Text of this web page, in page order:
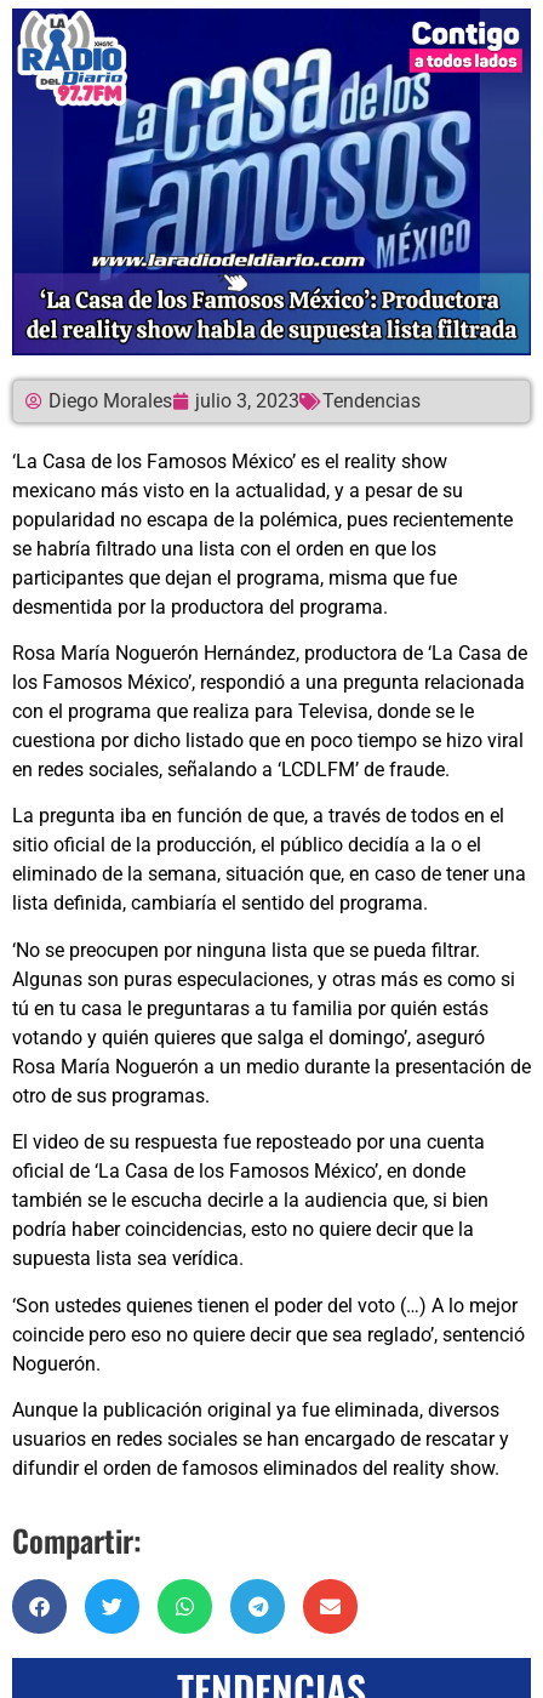
Diego Morales julio 3, 2023 Tendencias
‘La Casa de los Famosos México’ es el reality show
mexicano más visto en la actualidad, y a pesar de su
popularidad no escapa de la polémica, pues recientemente
se habría filtrado una lista con el orden en que los
participantes que dejan el programa, misma que fue
desmentida por la productora del programa.
Rosa María Noguerón Hernández, productora de ‘La Casa de
los Famosos México’, respondió a una pregunta relacionada
con el programa que realiza para Televisa, donde se le
cuestiona por dicho listado que en poco tiempo se hizo viral
en redes sociales, señalando a ‘LCDLFM’ de fraude.
La pregunta iba en función de que, a través de todos en el
sitio oficial de la producción, el público decidía a la o el
eliminado de la semana, situación que, en caso de tener una
lista definida, cambiaría el sentido del programa.
‘No se preocupen por ninguna lista que se pueda filtrar.
Algunas son puras especulaciones, y otras más es como si
tú en tu casa le preguntaras a tu familia por quién estás
votando y quién quieres que salga el domingo’, aseguró
Rosa María Noguerón a un medio durante la presentación de
otro de sus programas.
El video de su respuesta fue reposteado por una cuenta
oficial de ‘La Casa de los Famosos México’, en donde
también se le escucha decirle a la audiencia que, si bien
podría haber coincidencias, esto no quiere decir que la
supuesta lista sea verídica.
‘Son ustedes quienes tienen el poder del voto (…) A lo mejor
coincide pero eso no quiere decir que sea reglado’, sentenció
Noguerón.
Aunque la publicación original ya fue eliminada, diversos
usuarios en redes sociales se han encargado de rescatar y
difundir el orden de famosos eliminados del reality show.
Compartir: